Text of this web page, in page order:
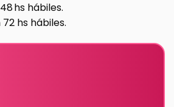
hs hábiles.
hs hábiles.